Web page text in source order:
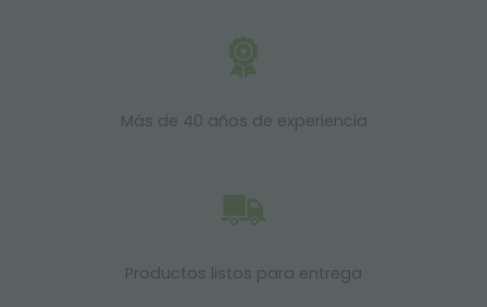
Más de 40 años de experiencia
Productos listos para entrega